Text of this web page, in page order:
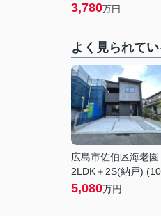
3,780万円
よく見られて
広島市佐伯区海老園
2LDK＋2S(納戸)
5,080万円